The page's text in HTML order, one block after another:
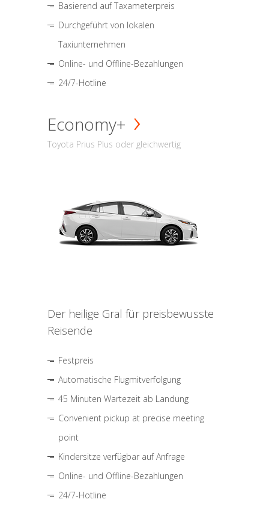
Basierend auf Taxameterpreis
Durchgeführt von lokalen
Taxiunternehmen
Online- und Offline-Bezahlungen
24/7-Hotline
Economy+
Toyota Prius Plus oder gleichwertig
Der heilige Gral für preisbewusste
Reisende
Festpreis
Automatische Flugmitverfolgung
45 Minuten Wartezeit ab Landung
Convenient pickup at precise meeting
point
Kindersitze verfügbar auf Anfrage
Online- und Offline-Bezahlungen
24/7-Hotline